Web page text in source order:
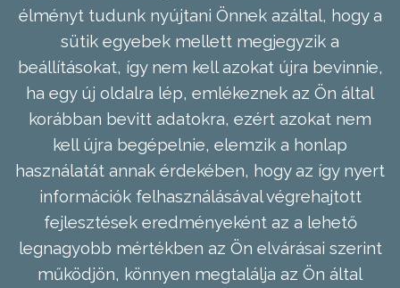
élményt tudunk nyújtani Önnek azáltal, hogy a
sütik egyebek mellett megjegyzik a
beállításokat, így nem kell azokat újra bevinnie,
ha egy új oldalra lép, emlékeznek az Ön által
korábban bevitt adatokra, ezért azokat nem
kell újra begépelnie, elemzik a honlap
használatát annak érdekében, hogy az így nyert
információk felhasználásával végrehajtott
fejlesztések eredményeként az a lehető
legnagyobb mértékben az Ön elvárásai szerint
működjön, könnyen megtalálja az Ön által